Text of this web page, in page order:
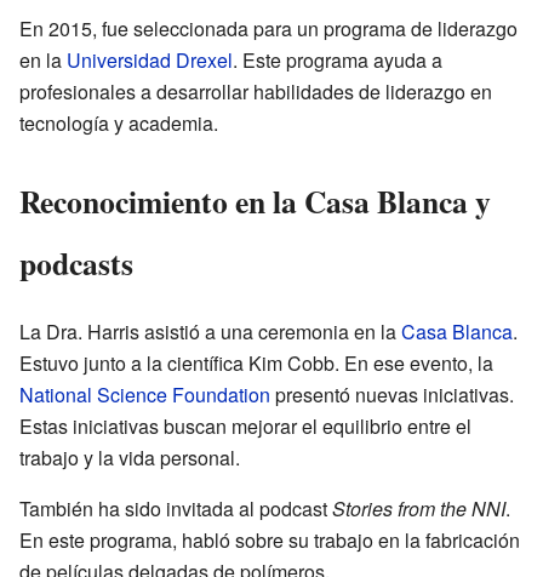
En 2015, fue seleccionada para un programa de liderazgo
en la Universidad Drexel. Este programa ayuda a
profesionales a desarrollar habilidades de liderazgo en
tecnología y academia.
Reconocimiento en la Casa Blanca y
podcasts
La Dra. Harris asistió a una ceremonia en laCasa Blanca.
Estuvo junto a la científica Kim Cobb. En ese evento, la
National Science Foundation presentó nuevas iniciativas.
Estas iniciativas buscan mejorar el equilibrio entre el
trabajo y la vida personal.
También ha sido invitada al podcastStories from the NNI.
En este programa, habló sobre su trabajo en la fabricación